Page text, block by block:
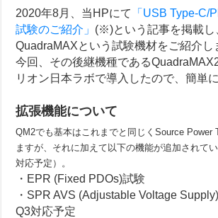
2020年8月、当HPにて
「USB Type-C/
試験のご紹介」 (※)という記事を掲載し
QuadraMAXという試験機材をご紹介し
今回、その後継機種である
リオン日本ラボで導入したので、簡単
拡張機能について
QM2でも基本はこれまでと同じくSource Power
ますが、それに加えて以下の機能が追加されて
対応予定）。
・EPR (Fixed PDOs)試験
・SPR AVS (Adjustable Voltage
Q3対応予定